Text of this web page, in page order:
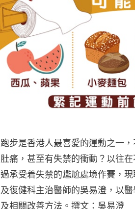
跑步是香港人最喜愛的運動之一
肚痛，甚至有失禁的衝動？以往
過承受着失禁的尷尬處境作賽，
及復健科主治醫師的吳易澄，以
及相關改善方法。撰文：吳易澄